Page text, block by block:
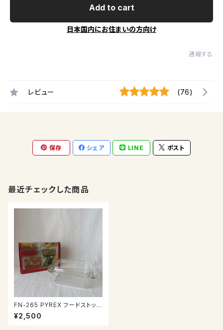
Add to cart
日本国内にお住まいの方向け
通報する
レビュー (76)
保存 シェア LINE ポスト
最近チェックした商品
FN-265 PYREX フードストッカ
ー
¥2,500